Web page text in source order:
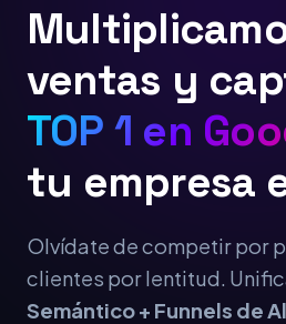
ventas y
TOP 1 en
tu empresa
Olvídate de competir por
clientes por lentitud.
Semántico + Funnels de